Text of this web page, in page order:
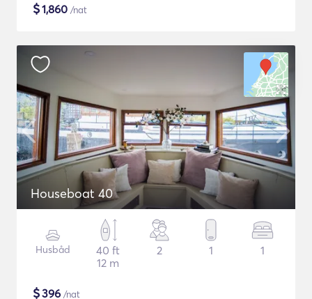
$1,860 /nat
Houseboat 40
Husbåd
40 ft
12 m
2 1 1
$396 /nat